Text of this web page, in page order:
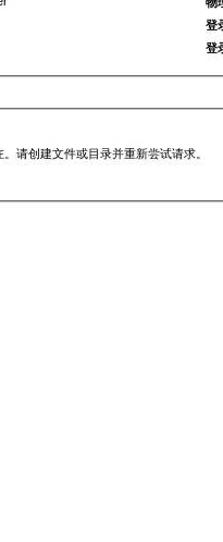
登
登
请创建文件或目录并重新尝试请求。